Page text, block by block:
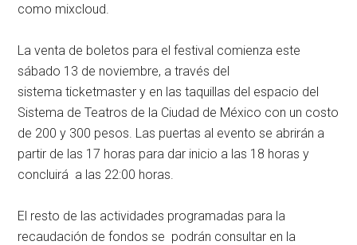
como mixcloud.
La venta de boletos para el festival comienza este
sábado 13 de noviembre, a través del
sistema ticketmaster y en las taquillas del espacio del
Sistema de Teatros de la Ciudad de México con un costo
de 200 y 300 pesos. Las puertas al evento se abrirán a
partir de las 17 horas para dar inicio a las 18 horas y
concluirá a las 22:00 horas.
El resto de las actividades programadas para la
recaudación de fondos se podrán consultar en la